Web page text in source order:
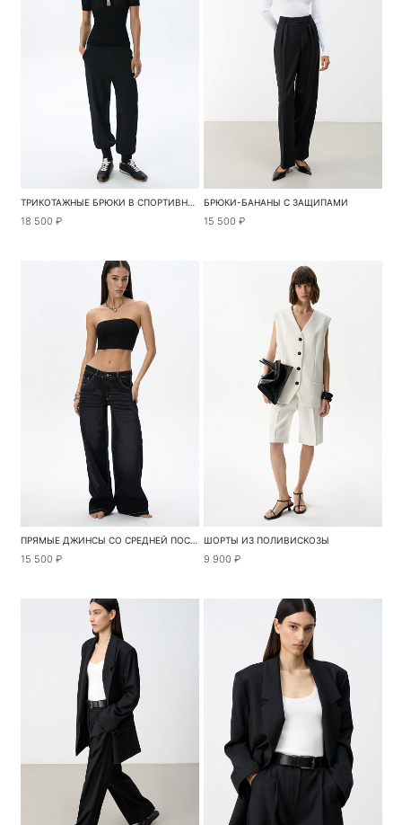
ТРИКОТАЖНЫЕ БРЮКИ В СПОРТИВНОМ СТИЛЕ
18 500 ₽
БРЮКИ-БАНАНЫ С ЗАЩИПАМИ
15 500 ₽
ПРЯМЫЕ ДЖИНСЫ СО СРЕДНЕЙ ПОСАДКОЙ
15 500 ₽
ШОРТЫ ИЗ ПОЛИВИСКОЗЫ
9 900 ₽